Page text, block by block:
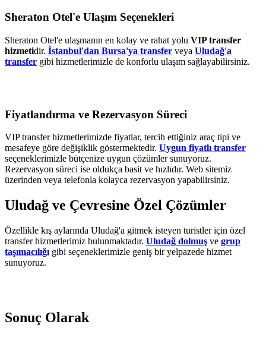
Sheraton Otel'e Ulaşım Seçenekleri
Sheraton Otel'e ulaşmanın en kolay ve rahat yolu VIP transfer
hizmetidir. İstanbul'dan Bursa'ya transfer veya Uludağ'a
transfer gibi hizmetlerimizle de konforlu ulaşım sağlayabilirsiniz.
Fiyatlandırma ve Rezervasyon Süreci
VIP transfer hizmetlerimizde fiyatlar, tercih ettiğiniz araç tipi ve
mesafeye göre değişiklik göstermektedir. Uygun fiyatlı transfer
seçeneklerimizle bütçenize uygun çözümler sunuyoruz.
Rezervasyon süreci ise oldukça basit ve hızlıdır. Web sitemiz
üzerinden veya telefonla kolayca rezervasyon yapabilirsiniz.
Uludağ ve Çevresine Özel Çözümler
Özellikle kış aylarında Uludağ'a gitmek isteyen turistler için özel
transfer hizmetlerimiz bulunmaktadır. Uludağ dolmuş ve grup
taşımacılığı gibi seçeneklerimizle geniş bir yelpazede hizmet
sunuyoruz.
Sonuç Olarak